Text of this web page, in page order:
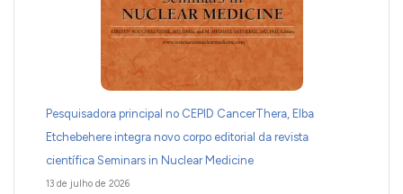
Pesquisadora principal no CEPID CancerThera, Elba
Etchebehere integra novo corpo editorial da revista
científica Seminars in Nuclear Medicine
13 de julho de 2026